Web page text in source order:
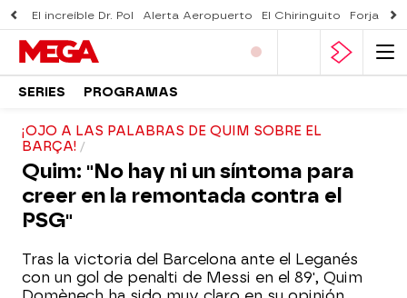
El increíble Dr. Pol Alerta Aeropuerto El Chiringuito Forjado
SERIES PROGRAMAS
¡OJO A LAS PALABRAS DE QUIM SOBRE EL
BARÇA!
Quim: "No hay ni un síntoma para
creer en la remontada contra el
PSG"
Tras la victoria del Barcelona ante el Leganés
con un gol de penalti de Messi en el 89', Quim